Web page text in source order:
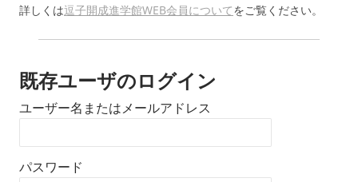
詳しくは逗子開成進学館WEB会員についてをご覧ください。
既存ユーザのログイン
ユーザー名またはメールアドレス
パスワード